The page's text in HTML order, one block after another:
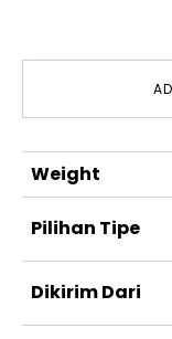
Weight
Pilihan Tipe
Dikirim Dari